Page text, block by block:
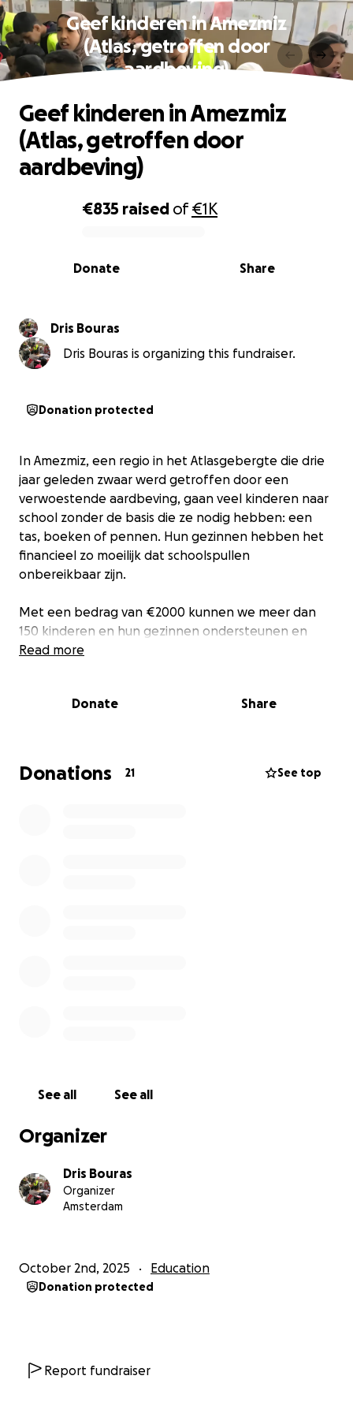
Geef kinderen in Amezmiz
(Atlas, getroffen door
aardbeving)
0% complete
€835 raised of€1K
Share
Donate
Geef kinderen in Amezmiz
(Atlas, getroffen door
aardbeving)
Dris Bouras
Dris Bouras is organizing this fundraiser.
Donation protected
In Amezmiz, een regio in het Atlasgebergte die drie
jaar geleden zwaar werd getroffen door een
verwoestende aardbeving, gaan veel kinderen naar
school zonder de basis die ze nodig hebben: een
tas, boeken of pennen. Hun gezinnen hebben het
financieel zo moeilijk dat schoolspullen
onbereikbaar zijn.
Met een bedrag van €2000 kunnen we meer dan
150 kinderen en hun gezinnen ondersteunen en
voorzien van een schooltas, schriften, boeken en
Read more
Donate Share
Donations 21 See top
See all See all
Organizer
Dris Bouras
Organizer
Amsterdam
October 2nd, 2025 Education
Donation protected
Report fundraiser